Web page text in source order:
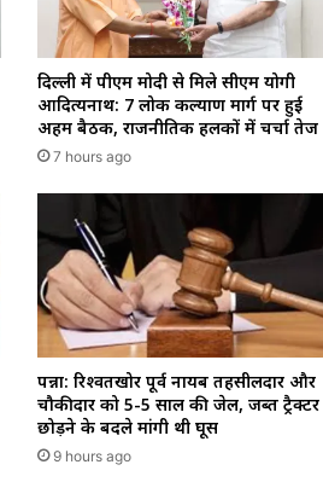
दिल्ली में पीएम मोदी से मिले सीएम योगी
आदित्यनाथ: 7 लोक कल्याण मार्ग पर हुई
अहम बैठक, राजनीतिक हलकों में चर्चा तेज
7 hours ago
पन्ना: रिश्वतखोर पूर्व नायब तहसीलदार और
चौकीदार को 5-5 साल की जेल, जब्त ट्रैक्टर
छोड़ने के बदले मांगी थी घूस
9 hours ago